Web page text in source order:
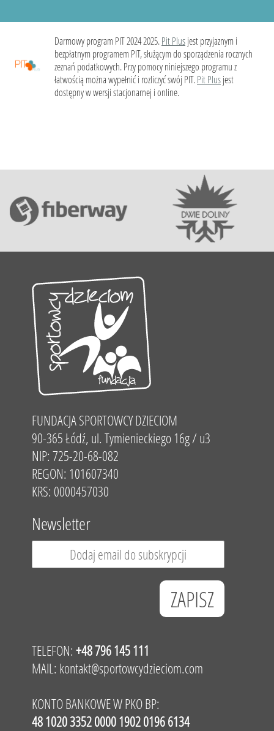
Darmowy program PIT 2024 2025.Pit Plusjest przyjaznym i
bezpłatnym programem PIT, służącym do sporządzenia rocznych
zeznań podatkowych. Przy pomocy niniejszego programu z
łatwością można wypełnić i rozliczyć swój PIT.Pit Plusjest
dostępny w wersji stacjonarnej i online.
FUNDACJA SPORTOWCY DZIECIOM
90-365 Łódź, ul. Tymienieckiego 16g / u3
NIP: 725-20-68-082
REGON: 101607340
KRS: 0000457030
Newsletter
TELEFON: +48 796 145 111
MAIL: kontakt@sportowcydzieciom.com
KONTO BANKOWE W PKO BP:
48 1020 3352 0000 1902 0196 6134